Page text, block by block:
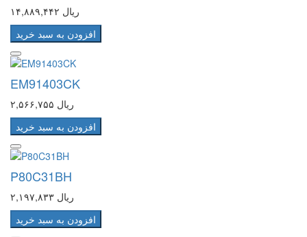
۱۴,۸۸۹,۴۴۲ ریال
افزودن به سبد خرید
EM91403CK
۲,۵۶۶,۷۵۵ ریال
افزودن به سبد خرید
P80C31BH
۲,۱۹۷,۸۳۳ ریال
افزودن به سبد خرید